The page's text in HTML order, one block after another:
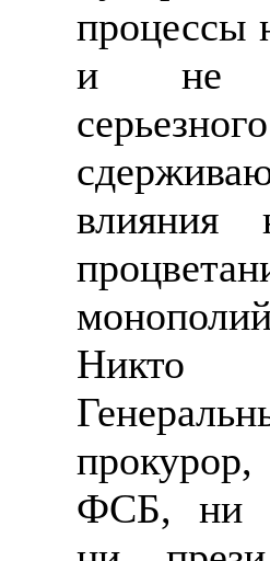
процессы
и не
серьезного
ФСБ, ни